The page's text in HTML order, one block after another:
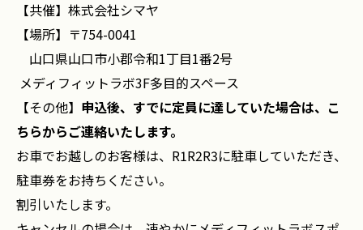
【共催】株式会社シマヤ
【場所】〒754-0041
山口県山口市小郡令和1丁目1番2号
メディフィットラボ3F多目的スペース
【その他】 申込後、すでに定員に達していた場合は、こ
ちらからご連絡いたします。
お車でお越しのお客様は、R1R2R3に駐車していただき、
駐車券をお持ちください。
割引いたします。